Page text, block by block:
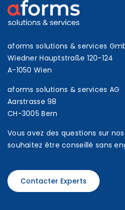
aforms solutions & services
Wiedner Hauptstraße 120-124
A-1050 Wien
aforms solutions & services AG
Aarstrasse 98
CH-3005 Bern
Vous avez des questions sur
souhaitez être conseillé sans
Contacter Experts